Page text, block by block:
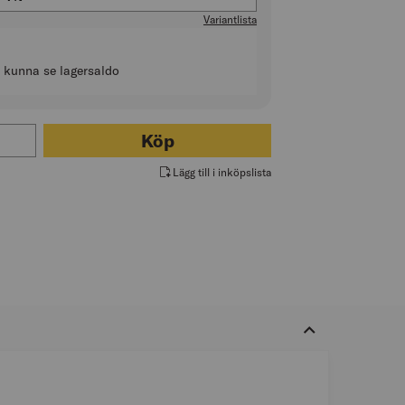
Variantlista
se lagersaldo
MÄRKPENNA LACK 1-3MM
Köp
Lägg till i inköpslista